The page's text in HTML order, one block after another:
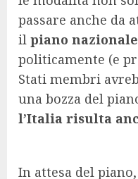
passare anche da
il piano nazionale
politicamente (e
Stati membri
una bozza del
l’Italia risulta
In attesa del